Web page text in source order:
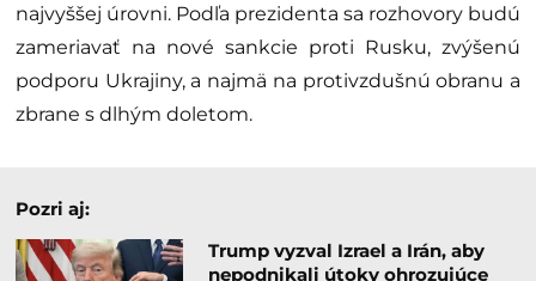
najvyššej úrovni. Podľa prezidenta sa rozhovory budú
zameriavať na nové sankcie proti Rusku, zvýšenú
podporu Ukrajiny, a najmä na protivzdušnú obranu a
zbrane s dlhým doletom.
Pozri aj:
Trump vyzval Izrael a Irán, aby
nepodnikali útoky ohrozujúce